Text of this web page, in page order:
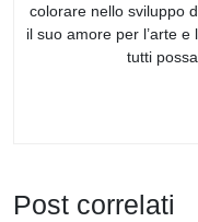
colorare nello sviluppo
il suo amore per l’arte
tutti
Post correlati